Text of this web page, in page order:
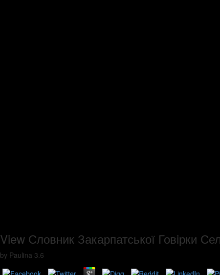
View Словник Закарпатської Говiрки
by Paulina 3.6